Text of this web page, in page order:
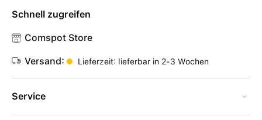
Schnell zugreifen
Comspot Store
Versand: Lieferzeit: lieferbar in 2-3 Wochen
Service